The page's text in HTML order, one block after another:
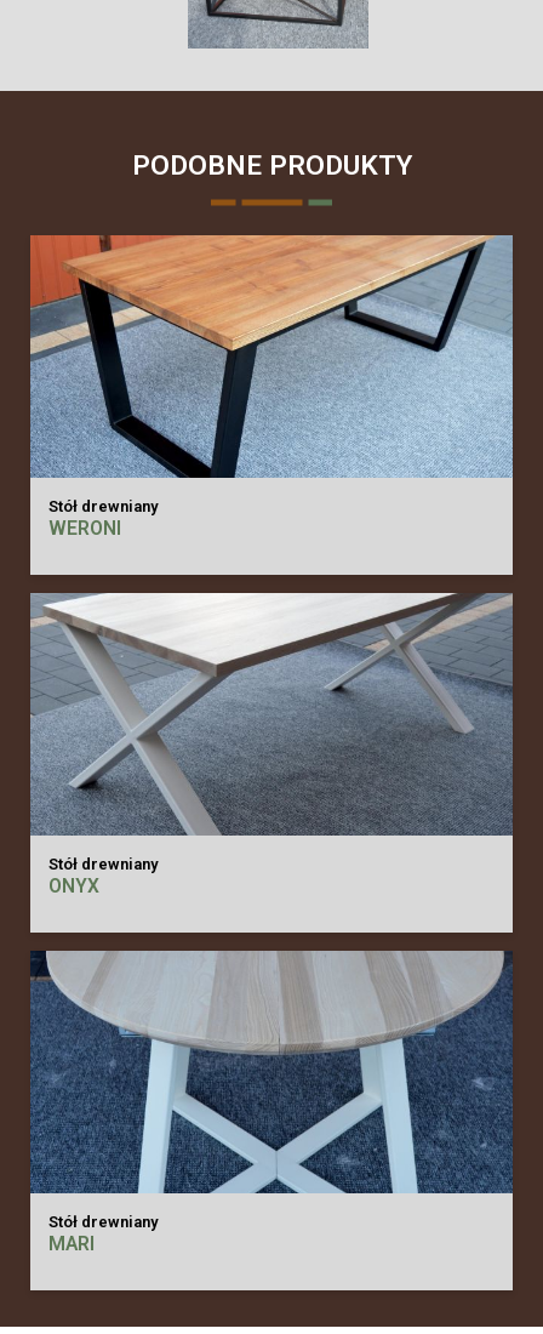
PODOBNE PRODUKTY
Stół drewniany
WERONI
Stół drewniany
ONYX
Stół drewniany
MARI